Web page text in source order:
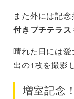
また外には記
付きプチテラス
晴れた日には
出の1枚を撮影
増室記念